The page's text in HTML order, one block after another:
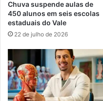
Chuva suspende aulas de
450 alunos em seis escolas
estaduais do Vale
22 de julho de 2026